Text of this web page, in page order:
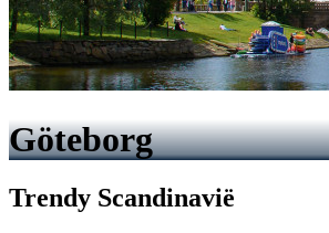
Göteborg
Trendy Scandinavië